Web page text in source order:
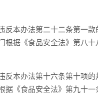
办法第二十二条第一款
根据《食品安全法》第八十
办法第十六条第十项的
据《食品安全法》第九十一